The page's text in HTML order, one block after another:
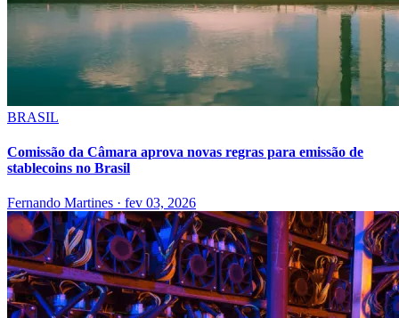
BRASIL
Comissão da Câmara aprova novas regras para emissão de
stablecoins no Brasil
Fernando Martines · fev 03, 2026